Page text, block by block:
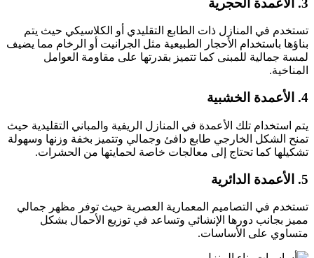
تستخدم في المنازل ذات الطابع التقليدي أو الكلاسيكي حيث يتم
بناؤها باستخدام الأحجار الطبيعية مثل الجرانيت أو الرخام مما يضيف
لمسة جمالية للمبنى كما تتميز بقدرتها على مقاومة العوامل
المناخية.
4. الأعمدة الخشبية
يتم استخدام تلك الأعمدة في المنازل الريفية والمباني التقليدية حيث
تمنح الشكل الخارجي طابع دافئ وجمالي وتتميز بخفة وزنها وسهولة
تشكيلها كما تحتاج إلى معالجات خاصة لحمايتها من الحشرات.
5. الأعمدة الدائرية
تستخدم في التصاميم المعمارية العصرية حيث توفر مظهر جمالي
مميز بجانب دورها الإنشائي وتساعد في توزيع الأحمال بشكل
متساوي على الأساسات.